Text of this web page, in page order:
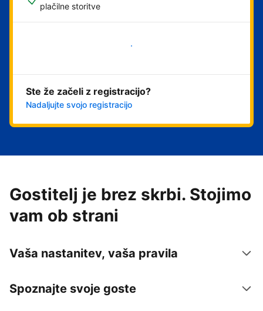
plačilne storitve
Ste že začeli z registracijo?
Nadaljujte svojo registracijo
Gostitelj je brez skrbi. Stojimo
vam ob strani
Vaša nastanitev, vaša pravila
Spoznajte svoje goste